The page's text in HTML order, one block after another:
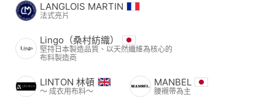
LANGLOIS MARTIN
法式亮片
Lingo（桑村紡織）
堅持日本製造品質、以天然纖維為核心的
布料製造商
LINTON 林頓
〜 成衣用布料〜
MANBEL
腰襯帶為主